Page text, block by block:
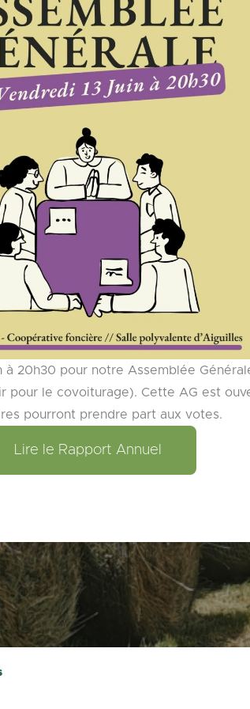
à 20h30 pour notre Assemblée
pour le covoiturage). Cette AG est
pourront prendre part aux votes.
Lire le Rapport Annuel